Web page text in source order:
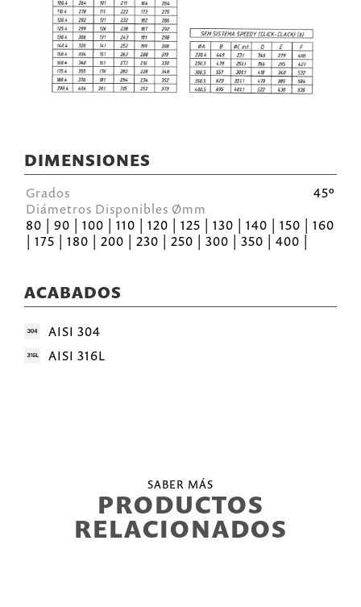
DIMENSIONES
Grados
45º
Diámetros Disponibles Ømm
80 | 90 | 100 | 110 | 120 | 125 | 130 | 140 | 150 | 160
| 175 | 180 | 200 | 230 | 250 | 300 | 350 | 400 |
ACABADOS
AISI 304
AISI 316L
SABER MÁS
PRODUCTOS
RELACIONADOS